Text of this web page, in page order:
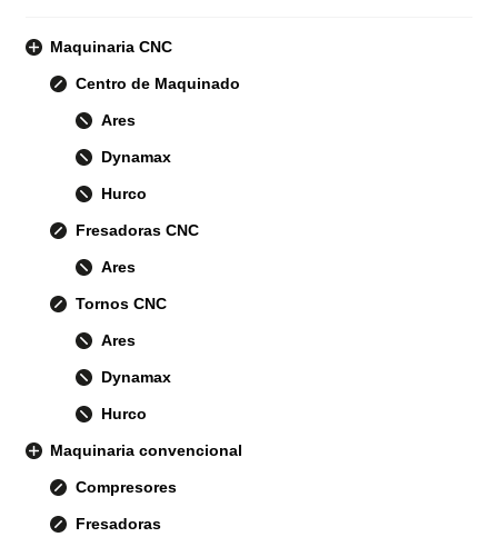
Maquinaria CNC
Centro de Maquinado
Ares
Dynamax
Hurco
Fresadoras CNC
Ares
Tornos CNC
Ares
Dynamax
Hurco
Maquinaria convencional
Compresores
Fresadoras